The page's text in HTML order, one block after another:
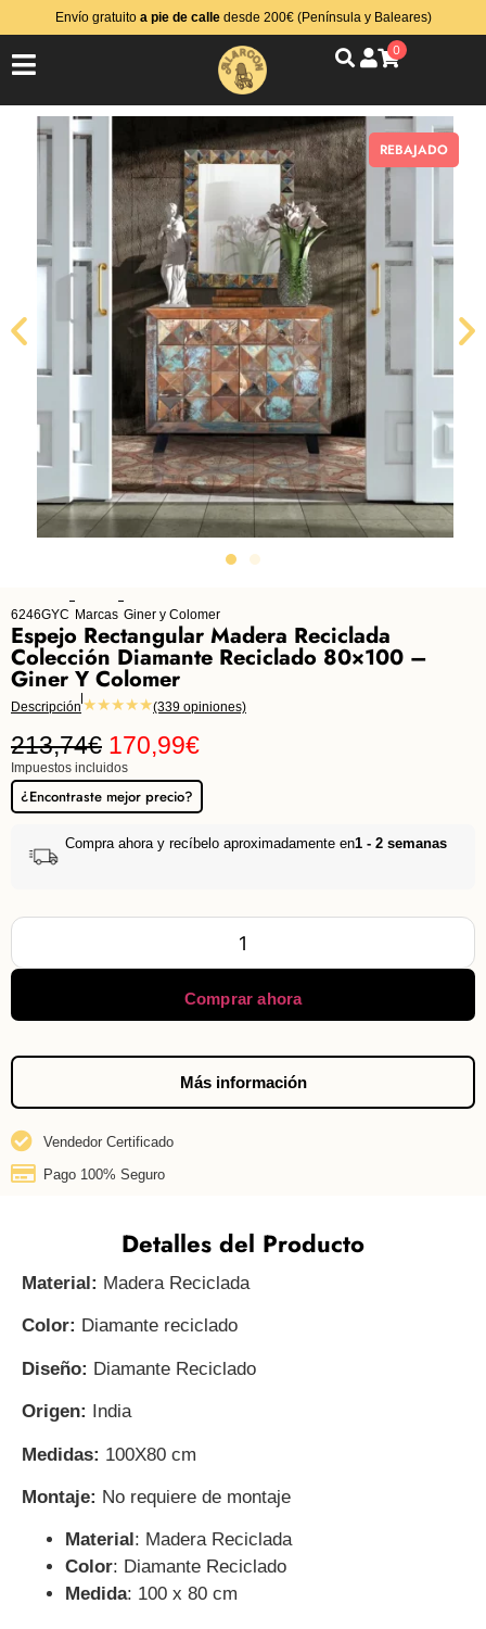
Envío gratuito a pie de calledesde 200€ (Península y Baleares)
0
REBAJADO
6246GYC Marcas Giner y Colomer
Espejo Rectangular Madera Reciclada
Colección Diamante Reciclado 80×100 –
Giner Y Colomer
Descripción ★★★★★(339 opiniones)
213,74€ 170,99€
Impuestos incluidos
¿Encontraste mejor precio?
Compra ahora y recíbelo aproximadamente en1 - 2 semanas
Comprar ahora
Más información
Vendedor Certificado
Pago 100% Seguro
Detalles del Producto
Material: Madera Reciclada
Color: Diamante reciclado
Diseño: Diamante Reciclado
Origen: India
Medidas: 100X80 cm
Montaje: No requiere de montaje
Material : Madera Reciclada
Color: Diamante Reciclado
Medida: 100 x 80 cm